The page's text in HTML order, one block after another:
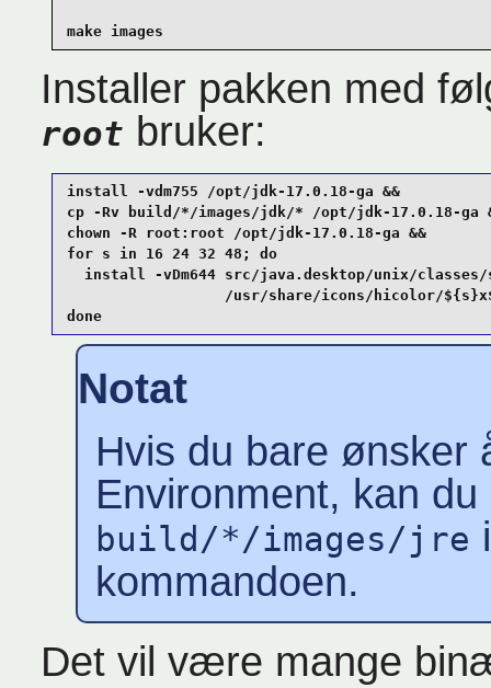
make images
Installer pakken med
root bruker:
install -vdm755 /opt/jdk-17.0.18-ga &&
cp -Rv build/*/images/jdk/* /opt/jdk-17.0.18-ga
chown -R root:root /opt/jdk-17.0.18-ga &&
for s in 16 24 32 48; do
install -vDm644 src/java.desktop/unix/
/usr/share/icons/hicolor/
done
Notat
Hvis du bare ønsker
Environment, kan
build/*/images/jre
kommandoen.
Det vil være mange